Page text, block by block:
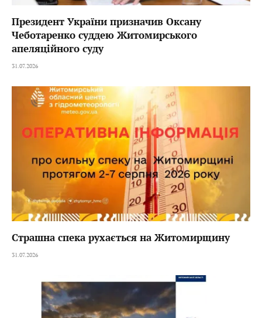
Президент України призначив Оксану
Чеботаренко суддею Житомирського
апеляційного суду
31.07.2026
Страшна спека рухається на Житомирщину
31.07.2026